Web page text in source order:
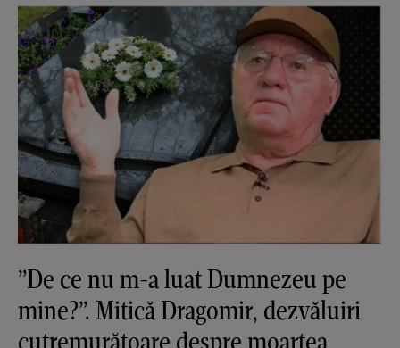
”De ce nu m-a luat Dumnezeu pe
mine?”. Mitică Dragomir, dezvăluiri
cutremurătoare despre moartea